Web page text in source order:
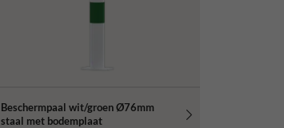
Beschermpaal wit/groen Ø76mm
staal met bodemplaat